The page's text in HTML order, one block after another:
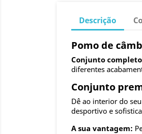
Descrição
Pomo de
Conjunto
diferentes
Conjunto
Dê ao interior do
desportivo e
A sua vantagem: